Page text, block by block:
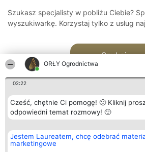
ORŁY Ogrodnictwa
02:22
Cześć, chętnie Ci pomogę! 🙂 Kliknij
odpowiedni temat rozmowy! 🙂
Jestem Laureatem, chcę odebrać
marketingowe
Szukasz specjalisty w pobliżu Ciebie?
wyszukiwarkę. Korzystaj tylko z usług
Szukaj
Organizator plebiscytu
Bright Side Solutions sp. z o.
o. sp. k.
Plebiscyt
Laureaci